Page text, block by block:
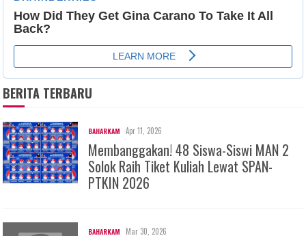
BERITA TERBARU
BAHARKAM Apr 11, 2026
Membanggakan! 48 Siswa-Siswi MAN 2
Solok Raih Tiket Kuliah Lewat SPAN-
PTKIN 2026
BAHARKAM Mar 30, 2026